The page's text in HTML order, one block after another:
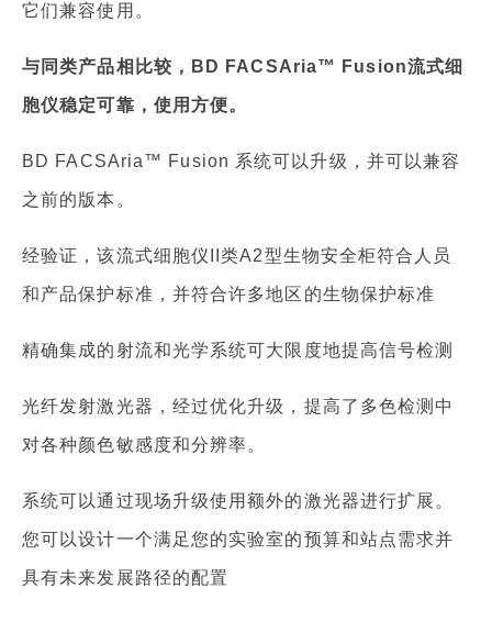
它们兼容使用。
与同类产品相比较，BD FACSAria™ Fusion流式细
胞仪稳定可靠，使用方便。
BD FACSAria™ Fusion 系统可以升级，并可以兼容
之前的版本。
经验证，该流式细胞仪II类A2型生物安全柜符合人员
和产品保护标准，并符合许多地区的生物保护标准
精确集成的射流和光学系统可大限度地提高信号检测
光纤发射激光器，经过优化升级，提高了多色检测中
对各种颜色敏感度和分辨率。
系统可以通过现场升级使用额外的激光器进行扩展。
您可以设计一个满足您的实验室的预算和站点需求并
具有未来发展路径的配置